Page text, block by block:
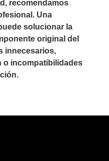
recomendamos
Una
solucionar la
original del
innecesarios,
o incompatibilidades